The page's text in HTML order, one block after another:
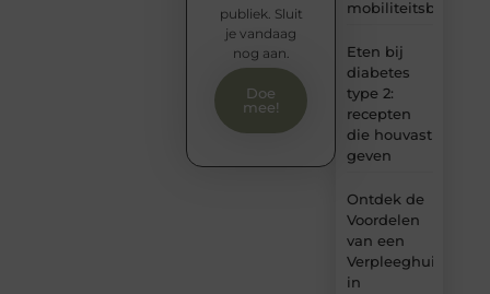
Eten bij
diabetes
type 2:
recepten
die houvast
geven
Ontdek de
Voordelen
van een
Verpleeghuis
in
publiek. Sluit
je vandaag
nog aan.
Doe
mee!